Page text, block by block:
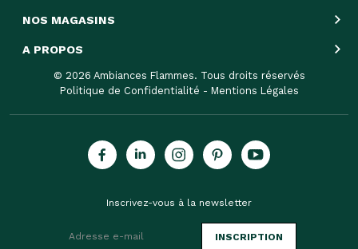
NOS MAGASINS
A PROPOS
© 2026 Ambiances Flammes. Tous droits réservés
Politique de Confidentialité - Mentions Légales
Inscrivez-vous à la newsletter
INSCRIPTION